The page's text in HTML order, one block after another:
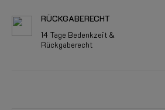
RÜCKGABERECHT
14 Tage Bedenkzeit &
Rückgaberecht